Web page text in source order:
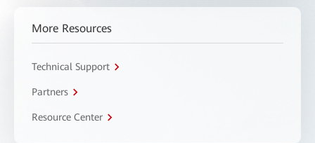
More Resources
Technical Support
Partners
Resource Center